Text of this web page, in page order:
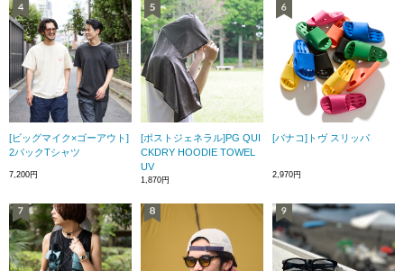
[ビッグマイク×ゴーアウト]
2パックTシャツ
7,200円
[ポストジェネラル]PG QUI
CKDRY HOODIE TOWEL
UV
1,870円
[バナコ]トヴ スリッパ
2,970円